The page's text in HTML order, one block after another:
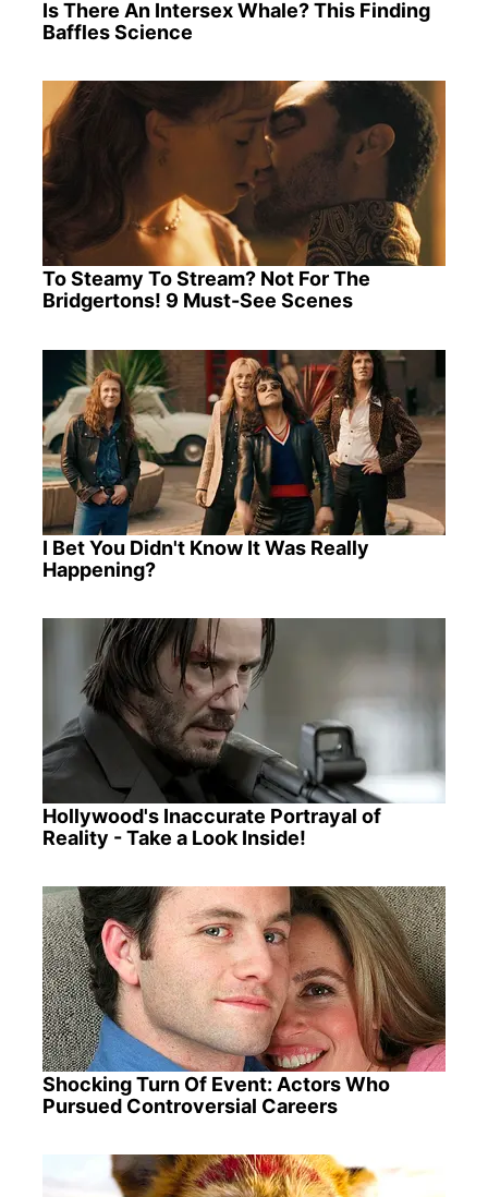
Is There An Intersex Whale? This Finding
Baffles Science
To Steamy To Stream? Not For The
Bridgertons! 9 Must-See Scenes
I Bet You Didn't Know It Was Really
Happening?
Hollywood's Inaccurate Portrayal of
Reality - Take a Look Inside!
Shocking Turn Of Event: Actors Who
Pursued Controversial Careers